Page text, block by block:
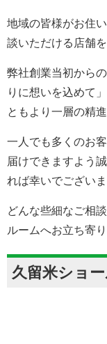
地域の皆様がお住
談いただける店舗
弊社創業当初から
りに想いを込めて
ともより一層の精
一人でも多くのお
届けできますよう
れば幸いでございま
どんな些細なご相
ルームへお立ち寄
久留米ショ